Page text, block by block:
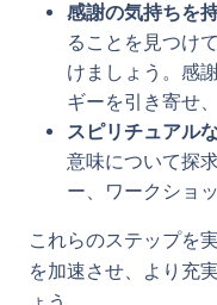
感謝の気持ちを
ることを見つけ
けましょう。感
ギーを引き寄せ
スピリチュアル
意味について探
ー、ワークショ
これらのステップを
を加速させ、より充